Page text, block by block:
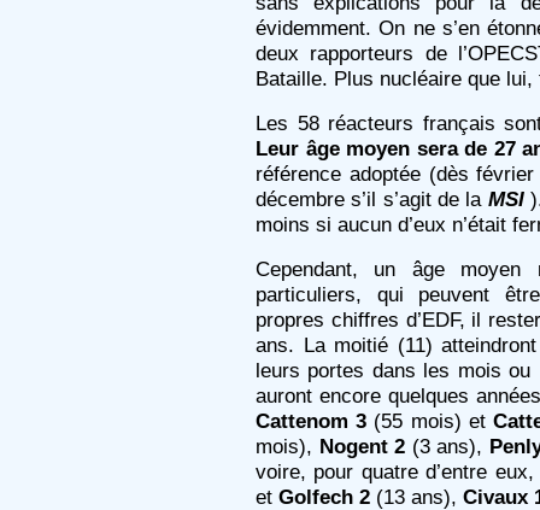
évidemment. On ne s’en
deux rapporteurs de
Bataille. Plus nucléaire que lui,
Les 58 réacteurs français
Leur âge moyen sera de 27
référence adoptée (dès
décembre s’il s’agit de la MSI
moins si aucun d’eux n’était
Cependant, un âge
particuliers, qui peuvent
propres chiffres d’EDF, il
ans. La moitié (11)
leurs portes dans les mois
auront encore quelques
Cattenom 3 (55 mois) et
mois), Nogent 2 (3 ans),
voire, pour quatre d’entre
et Golfech 2 (13 ans), Civaux